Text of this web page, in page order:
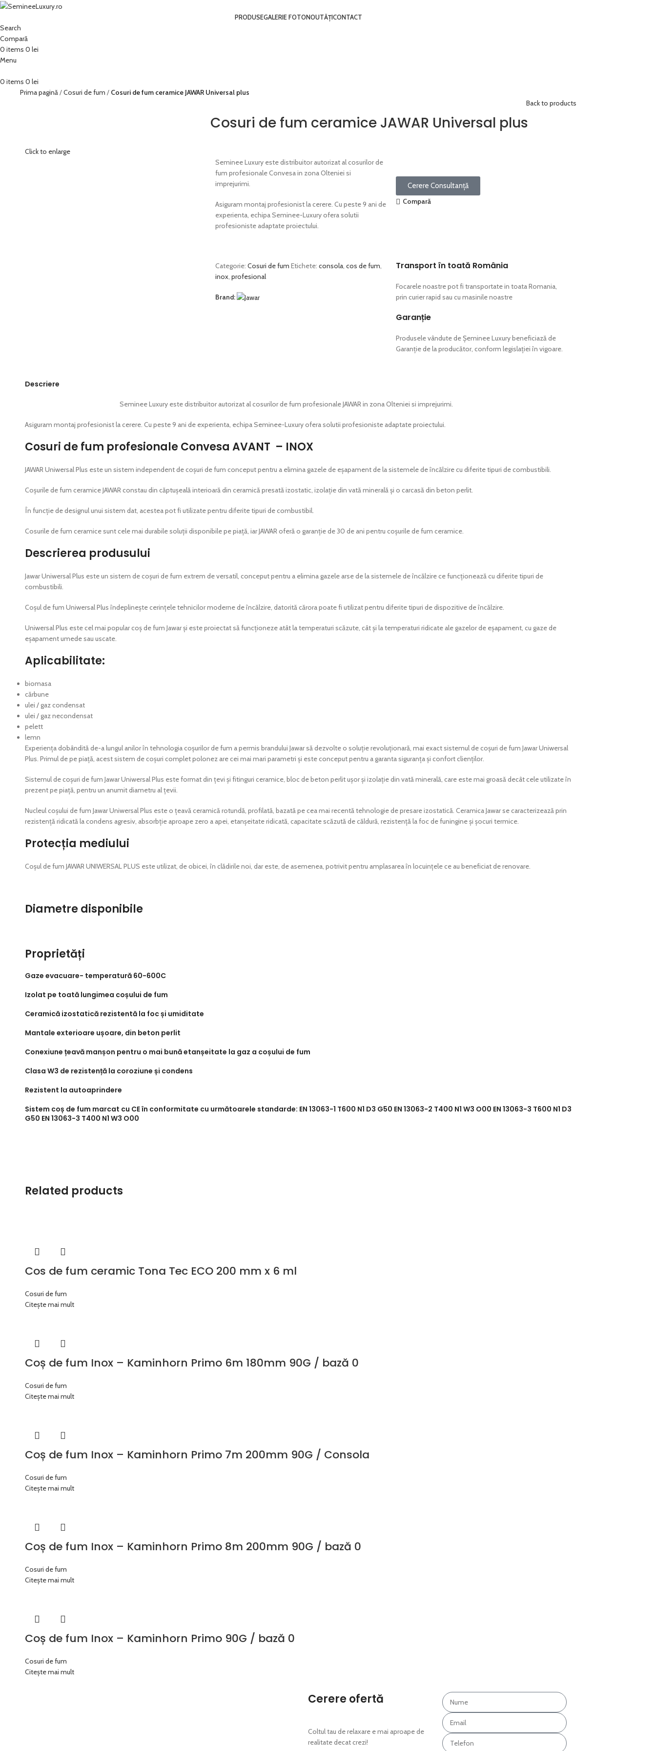
PRODUSEGALERIE FOTONOUTĂȚICONTACT
Search
Compară
0 items 0 lei
Menu
0 items 0 lei
Prima pagină
Cosuri de fum
Cosuri de fum ceramice JAWAR Universal plus
Back to products
Click to enlarge
Cosuri de fum ceramice JAWAR Universal plus
Seminee Luxury este distribuitor autorizat al cosurilor de
fum profesionale Convesa in zona Olteniei si
imprejurimi.
Asiguram montaj profesionist la cerere. Cu peste 9 ani de
experienta, echipa Seminee-Luxury ofera solutii
profesioniste adaptate proiectului.
Cerere Consultanță
Compară
Categorie: Cosuri de fum Etichete: consola, cos de fum
inox, profesional
Brand:
Transport în toată România
Focarele noastre pot fi transportate in toata Romania,
prin curier rapid sau cu masinile noastre
Garanție
Produsele vândute de Șeminee Luxury beneficiază de
Garanție de la producător, conform legislației în vigoare.
Descriere
Seminee Luxury este distribuitor autorizat al cosurilor de fum profesionale JAWAR in zona Olteniei si imprejurimi.
Asiguram montaj profesionist la cerere. Cu peste 9 ani de experienta, echipa Seminee-Luxury ofera solutii profesioniste adaptate proiectului.
Cosuri de fum profesionale Convesa AVANT – INOX
JAWAR Uniwersal Plus este un sistem independent de coșuri de fum conceput pentru a elimina gazele de eșapament de la sistemele de încălzire cu diferite tipuri de combustibili.
Coșurile de fum ceramice JAWAR constau din căptușeală interioară din ceramică presată izostatic, izolație din vată minerală și o carcasă din beton perlit.
În funcție de designul unui sistem dat, acestea pot fi utilizate pentru diferite tipuri de combustibil.
Cosurile de fum ceramice sunt cele mai durabile soluții disponibile pe piață, iar JAWAR oferă o garanție de 30 de ani pentru coșurile de fum ceramice.
Descrierea produsului
Jawar Uniwersal Plus este un sistem de coșuri de fum extrem de versatil, conceput pentru a elimina gazele arse de la sistemele de încălzire ce funcționează cu diferite tipuri de
combustibili.
Coșul de fum Uniwersal Plus îndeplinește cerințele tehnicilor moderne de încălzire, datorită cărora poate fi utilizat pentru diferite tipuri de dispozitive de încălzire.
Uniwersal Plus este cel mai popular coș de fum Jawar și este proiectat să funcționeze atât la temperaturi scăzute, cât și la temperaturi ridicate ale gazelor de eșapament, cu gaze de
eșapament umede sau uscate.
Aplicabilitate:
biomasa
cărbune
ulei / gaz condensat
ulei / gaz necondensat
pelett
lemn
Experiența dobândită de-a lungul anilor în tehnologia coșurilor de fum a permis brandului Jawar să dezvolte o soluție revoluționară, mai exact sistemul de coșuri de fum Jawar Uniwersal
Plus. Primul de pe piață, acest sistem de coșuri complet polonez are cei mai mari parametri și este conceput pentru a garanta siguranța și confort clienților.
Sistemul de coșuri de fum Jawar Uniwersal Plus este format din țevi și fitinguri ceramice, bloc de beton perlit ușor și izolație din vată minerală, care este mai groasă decât cele utilizate în
prezent pe piață, pentru un anumit diametru al țevii.
Nucleul coșului de fum Jawar Uniwersal Plus este o țeavă ceramică rotundă, profilată, bazată pe cea mai recentă tehnologie de presare izostatică. Ceramica Jawar se caracterizează prin
rezistență ridicată la condens agresiv, absorbție aproape zero a apei, etanșeitate ridicată, capacitate scăzută de căldură, rezistență la foc de funingine și șocuri termice.
Protecția mediului
Coșul de fum JAWAR UNIWERSAL PLUS este utilizat, de obicei, în clădirile noi, dar este, de asemenea, potrivit pentru amplasarea în locuințele ce au beneficiat de renovare.
Diametre disponibile
Proprietăți
Gaze evacuare- temperatură 60-600C
Izolat pe toată lungimea coșului de fum
Ceramică izostatică rezistentă la foc și umiditate
Mantale exterioare ușoare, din beton perlit
Conexiune țeavă manșon pentru o mai bună etanșeitate la gaz a coșului de fum
Clasa W3 de rezistență la coroziune și condens
Rezistent la autoaprindere
Sistem coș de fum marcat cu CE în conformitate cu următoarele standarde: EN 13063-1 T600 N1 D3 G50 EN 13063-2 T400 N1 W3 O00 EN 13063-3 T600 N1 D3
G50 EN 13063-3 T400 N1 W3 O00
Related products
Cos de fum ceramic Tona Tec ECO 200 mm x 6 ml
Cosuri de fum
Citește mai mult
Coș de fum Inox – Kaminhorn Primo 6m 180mm 90G / bază 0
Cosuri de fum
Citește mai mult
Coș de fum Inox – Kaminhorn Primo 7m 200mm 90G / Consola
Cosuri de fum
Citește mai mult
Coș de fum Inox – Kaminhorn Primo 8m 200mm 90G / bază 0
Cosuri de fum
Citește mai mult
Coș de fum Inox – Kaminhorn Primo 90G / bază 0
Cosuri de fum
Citește mai mult
Cerere ofertă
Coltul tau de relaxare e mai aproape de
realitate decat crezi!